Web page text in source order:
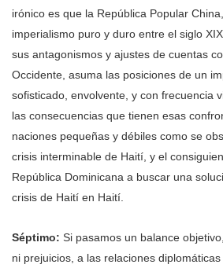
irónico es que la República Popular
imperialismo puro y duro entre el siglo
sus antagonismos y ajustes de cuentas
Occidente, asuma las posiciones de un
sofisticado, envolvente, y con frecuencia
las consecuencias que tienen esas
naciones pequeñas y débiles como se
crisis interminable de Haití, y el
República Dominicana a buscar una
crisis de Haití en Haití.
Séptimo: Si pasamos un balance
ni prejuicios, a las relaciones diplomáticas